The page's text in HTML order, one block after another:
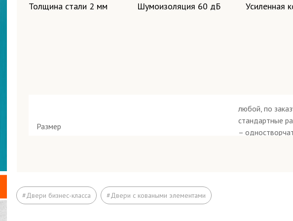
Окрас полотна и коробки по RAL - порошок
Варианты окраса полотна и коробки - порошок